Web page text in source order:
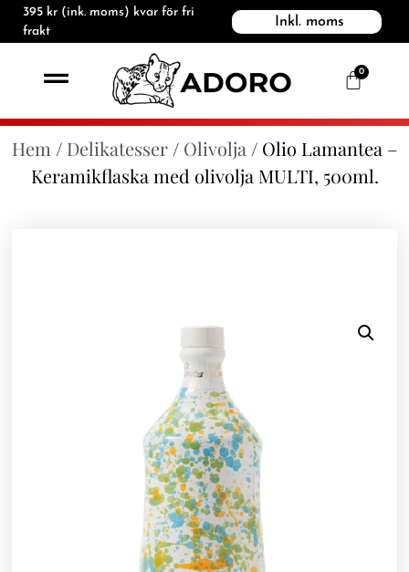
395 kr (ink. moms) kvar för fri
frakt
Inkl. moms
0
Hem / Delikatesser / Olivolja / Olio Lamantea –
Keramikflaska med olivolja MULTI, 500ml.